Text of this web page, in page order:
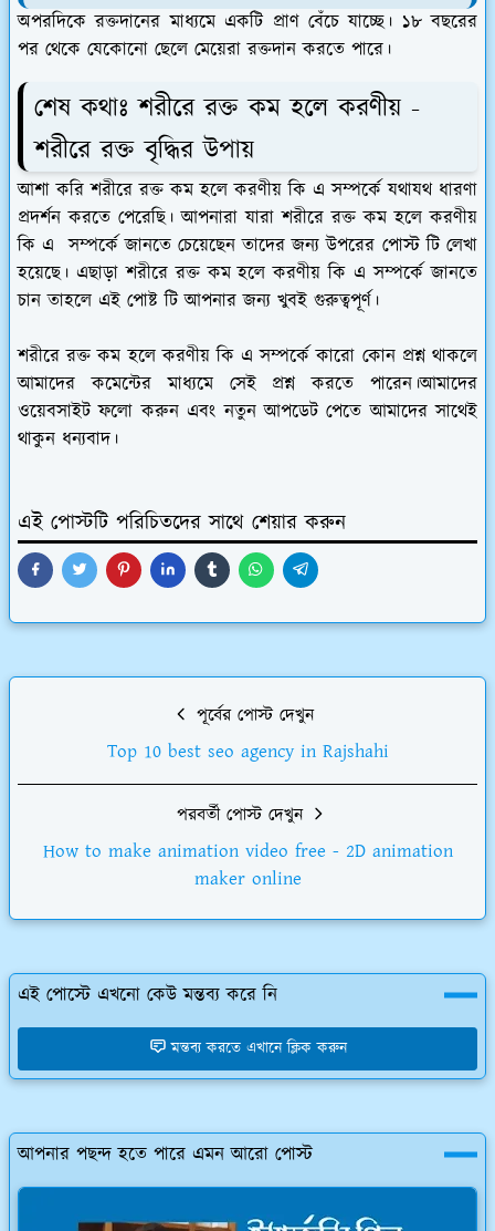
অপরদিকে রক্তদানের মাধ্যমে একটি প্রাণ বেঁচে যাচ্ছে। ১৮ বছরের
পর থেকে যেকোনো ছেলে মেয়েরা রক্তদান করতে পারে।
শেষ কথাঃ শরীরে রক্ত কম হলে করণীয় -
শরীরে রক্ত বৃদ্ধির উপায়
আশা করি শরীরে রক্ত কম হলে করণীয় কি এ সম্পর্কে যথাযথ ধারণা
প্রদর্শন করতে পেরেছি। আপনারা যারা শরীরে রক্ত কম হলে করণীয়
কি এ সম্পর্কে জানতে চেয়েছেন তাদের জন্য উপরের পোস্ট টি লেখা
হয়েছে। এছাড়া শরীরে রক্ত কম হলে করণীয় কি এ সম্পর্কে জানতে
চান তাহলে এই পোষ্ট টি আপনার জন্য খুবই গুরুত্বপূর্ণ।
শরীরে রক্ত কম হলে করণীয় কি এ সম্পর্কে কারো কোন প্রশ্ন থাকলে
আমাদের কমেন্টের মাধ্যমে সেই প্রশ্ন করতে পারেন।আমাদের
ওয়েবসাইট ফলো করুন এবং নতুন আপডেট পেতে আমাদের সাথেই
থাকুন ধন্যবাদ।
এই পোস্টটি পরিচিতদের সাথে শেয়ার করুন
পূর্বের পোস্ট দেখুন
Top 10 best seo agency in Rajshahi
পরবর্তী পোস্ট দেখুন
How to make animation video free - 2D animation
maker online
এই পোস্টে এখনো কেউ মন্তব্য করে নি
মন্তব্য করতে এখানে ক্লিক করুন
আপনার পছন্দ হতে পারে এমন আরো পোস্ট